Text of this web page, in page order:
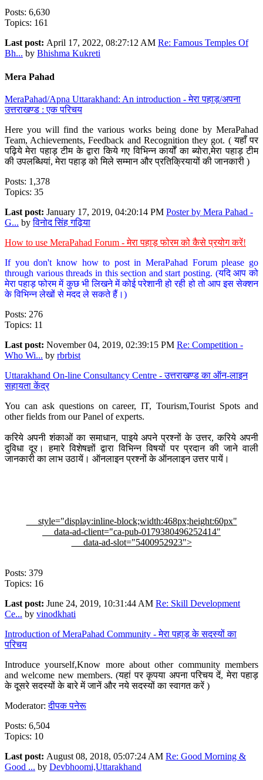
Posts: 6,630
Topics: 161
Last post: April 17, 2022, 08:27:12 AM Re: Famous Temples Of
Bh... by Bhishma Kukreti
Mera Pahad
MeraPahad/Apna Uttarakhand: An introduction - मेरा पहाड़/अपना
उत्तराखण्ड : एक परिचय
Here you will find the various works being done by MeraPahad
Team, Achievements, Feedback and Recognition they got. ( यहाँ पर
पढ़िये मेरा पहाड़ टीम के द्वारा किये गए विभिन्न कार्यों का ब्योरा,मेरा पहाड़ टीम
की उपलब्धियां, मेरा पहाड़ को मिले सम्मान और प्रतिक्रियायों की जानकारी )
Posts: 1,378
Topics: 35
Last post: January 17, 2019, 04:20:14 PM Poster by Mera Pahad -
G... byविनोद सिंह गढ़िया
How to use MeraPahad Forum - मेरा पहाड़ फोरम को कैसे प्रयोग करें!
If you don't know how to post in MeraPahad Forum please go
through various threads in this section and start posting. (यदि आप को
मेरा पहाड़ फोरम में कुछ भी लिखने में कोई परेशानी हो रही हो तो आप इस सेक्शन
के विभिन्न लेखों से मदद ले सकते हैं।)
Posts: 276
Topics: 11
Last post: November 04, 2019, 02:39:15 PM Re: Competition -
Who Wi... by rbrbist
Uttarakhand On-line Consultancy Centre - उत्तराखण्ड का ऑन-लाइन
सहायता केंद्र
You can ask questions on career, IT, Tourism,Tourist Spots and
other fields from our Panel of experts.
करिये अपनी शंकाओं का समाधान, पाइये अपने प्रश्नों के उत्तर, करिये अपनी
दुविधा दूर। हमारे विशेषज्ञों द्वारा विभिन्न विषयों पर प्रदान की जाने वाली
जानकारी का लाभ उठायें। ऑनलाइन प्रश्नों के ऑनलाइन उत्तर पायें।
style="display:inline-block;width:468px;height:60px"
data-ad-client="ca-pub-0179380496252414"
data-ad-slot="5400952923">
Posts: 379
Topics: 16
Last post: June 24, 2019, 10:31:44 AM Re: Skill Development
Ce... by vinodkhati
Introduction of MeraPahad Community - मेरा पहाड़ के सदस्यों का
परिचय
Introduce yourself,Know more about other community members
and welcome new members. (यहां पर कृपया अपना परिचय दें, मेरा पहाड़
के दूसरे सदस्यों के बारे में जानें और नये सदस्यों का स्वागत करें )
Moderator:दीपक पनेरू
Posts: 6,504
Topics: 10
Last post: August 08, 2018, 05:07:24 AM Re: Good Morning &
Good ... by Devbhoomi,Uttarakhand